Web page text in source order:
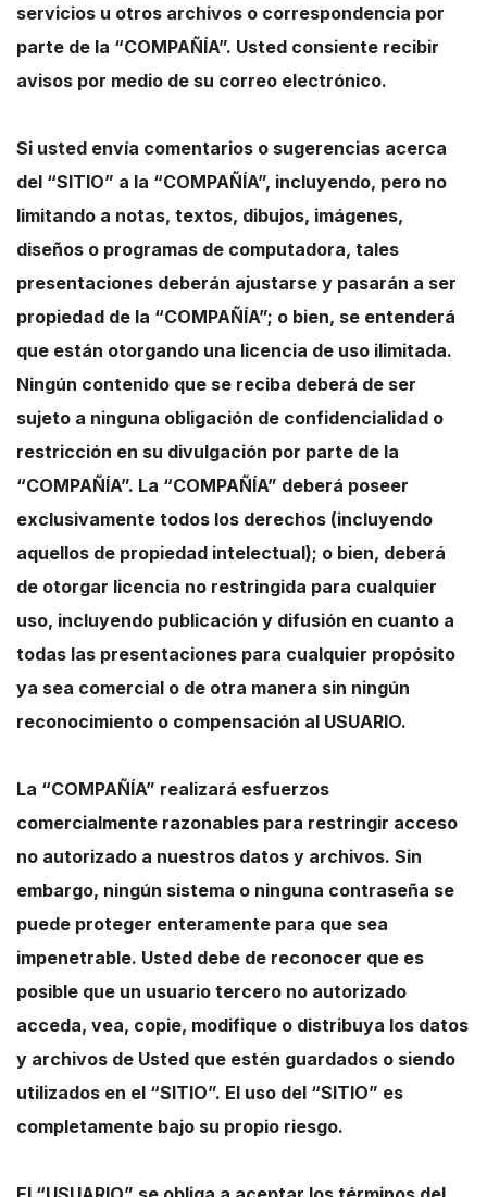
servicios u otros archivos o correspondencia por
parte de la “COMPAÑÍA”. Usted consiente recibir
avisos por medio de su correo electrónico.
Si usted envía comentarios o sugerencias acerca
del “SITIO” a la “COMPAÑÍA”, incluyendo, pero no
limitando a notas, textos, dibujos, imágenes,
diseños o programas de computadora, tales
presentaciones deberán ajustarse y pasarán a ser
propiedad de la “COMPAÑÍA”; o bien, se entenderá
que están otorgando una licencia de uso ilimitada.
Ningún contenido que se reciba deberá de ser
sujeto a ninguna obligación de confidencialidad o
restricción en su divulgación por parte de la
“COMPAÑÍA”. La “COMPAÑÍA” deberá poseer
exclusivamente todos los derechos (incluyendo
aquellos de propiedad intelectual); o bien, deberá
de otorgar licencia no restringida para cualquier
uso, incluyendo publicación y difusión en cuanto a
todas las presentaciones para cualquier propósito
ya sea comercial o de otra manera sin ningún
reconocimiento o compensación al USUARIO.
La “COMPAÑÍA” realizará esfuerzos
comercialmente razonables para restringir acceso
no autorizado a nuestros datos y archivos. Sin
embargo, ningún sistema o ninguna contraseña se
puede proteger enteramente para que sea
impenetrable. Usted debe de reconocer que es
posible que un usuario tercero no autorizado
acceda, vea, copie, modifique o distribuya los datos
y archivos de Usted que estén guardados o siendo
utilizados en el “SITIO”. El uso del “SITIO” es
completamente bajo su propio riesgo.